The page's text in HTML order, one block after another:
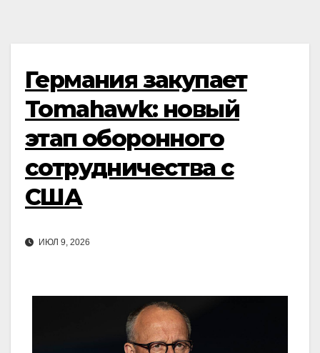
Германия закупает
Tomahawk: новый
этап оборонного
сотрудничества с
США
ИЮЛ 9, 2026